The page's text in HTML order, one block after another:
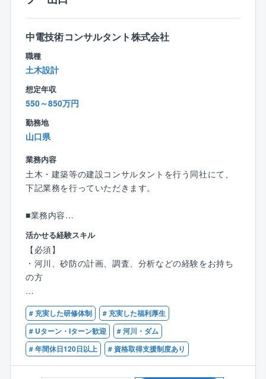
（1）南陽事業所
■アジア最大級のプラント設備を保有
■敷地面積は、東京ドーム約65個分！
■ビニル・イソシアネート・チェーンをはじめ、コモデ
ィティとスペシャリティが融合した、東ソー発祥の主
要生産拠点
■単一工場としては日本最大級の敷地、電力会社並みの
発電能力、大型船舶が接岸できる港湾設備など、世界
中電技術コンサルタント株式会社
職種
土木設計
想定年収
550～850万円
勤務地
山口県
業務内容
土木・建築等の建設コンサルタントを行う同社にて、
下記業務を行っていただきます。
■業務内容
河川・ダム・砂防・水力発電施設の調査・計画・設
計・維持管理業務
・河川分野…河川事業に関する治水、利水計画及び河
川整備計画、総合土砂管理計画、画像解析による流量
観測
・砂防分野…砂防事業に関する調査、計画、設計、維
持管理、土砂災害予測に関する検討（土砂災害警戒情
報検討、土砂災害発生危険度評価）、レーザー計測、
解析
◇担当エリアは基本的に山口県内となります。
活かせる経験スキル
【必須】
・河川、砂防の計画、調査、分析などの経験をお持ち
の方
【歓迎】
・技術士（河川、砂防及び海岸・海洋）
・RCCM（河川、砂防及び海岸・海洋）
# 充実した研修体制
# 充実した福利厚生
# Uターン・Iターン歓迎
# 河川・ダム
# 年間休日120日以上
# 資格取得支援制度あり